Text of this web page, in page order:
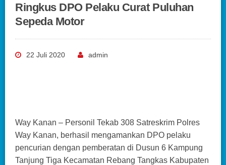
Ringkus DPO Pelaku Curat Puluhan
Sepeda Motor
22 Juli 2020 admin
Way Kanan – Personil Tekab 308 Satreskrim Polres
Way Kanan, berhasil mengamankan DPO pelaku
pencurian dengan pemberatan di Dusun 6 Kampung
Tanjung Tiga Kecamatan Rebang Tangkas Kabupaten